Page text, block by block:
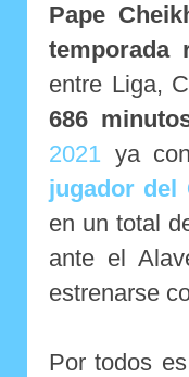
Pape
temporada
entre Liga,
686
2021 ya
jugador del
en un total
ante el
estrenarse
Por todos